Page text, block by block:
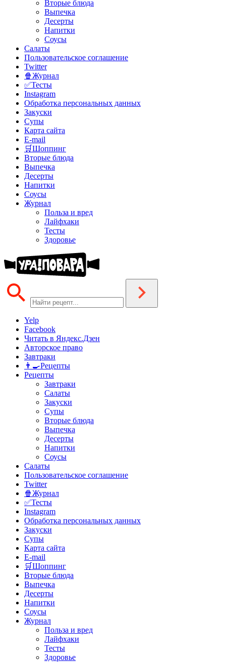
Вторые блюда
Выпечка
Десерты
Напитки
Соусы
Салаты
Пользовательское соглашение
Twitter
🍿Журнал
✅Тесты
Instagram
Обработка персональных данных
Закуски
Супы
Карта сайта
E-mail
🛒Шоппинг
Вторые блюда
Выпечка
Десерты
Напитки
Соусы
Журнал
Польза и вред
Лайфхаки
Тесты
Здоровье
Yelp
Facebook
Читать в Яндекс.Дзен
Авторское право
Завтраки
👨‍🍳Рецепты
Рецепты
Завтраки
Салаты
Закуски
Супы
Вторые блюда
Выпечка
Десерты
Напитки
Соусы
Салаты
Пользовательское соглашение
Twitter
🍿Журнал
✅Тесты
Instagram
Обработка персональных данных
Закуски
Супы
Карта сайта
E-mail
🛒Шоппинг
Вторые блюда
Выпечка
Десерты
Напитки
Соусы
Журнал
Польза и вред
Лайфхаки
Тесты
Здоровье